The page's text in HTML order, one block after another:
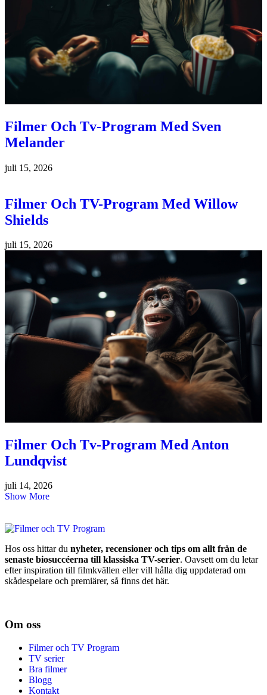
Filmer Och Tv-Program Med Sven
Melander
juli 15, 2026
Filmer Och TV-Program Med Willow
Shields
juli 15, 2026
Filmer Och Tv-Program Med Anton
Lundqvist
juli 14, 2026
Show More
Hos oss hittar du nyheter, recensioner och tips om allt från de
senaste biosuccéerna till klassiska TV-serier. Oavsett om du letar
efter inspiration till filmkvällen eller vill hålla dig uppdaterad om
skådespelare och premiärer, så finns det här.
Om oss
Filmer och TV Program
TV serier
Bra filmer
Blogg
Kontakt